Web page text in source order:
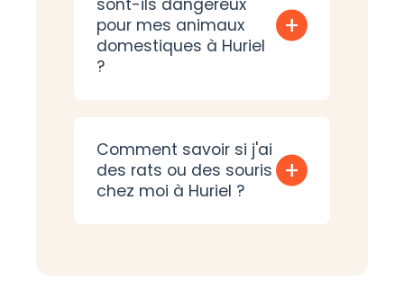
pour mes animaux
domestiques à Huriel
?
+
Comment savoir si j'ai
des rats ou des souris
chez moi à Huriel ?
+